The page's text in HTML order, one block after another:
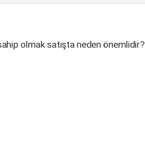
olmak satışta neden önemlidir?